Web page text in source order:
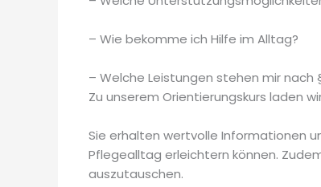
– Wie bekomme ich Hilfe im Alltag?
– Welche Leistungen stehen mir nach
Zu unserem Orientierungskurs laden
Sie erhalten wertvolle Informationen
Pflegealltag erleichtern können.
auszutauschen.